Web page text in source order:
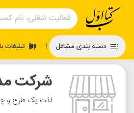
دسته بندی مشاغل | تبلیغات
شرکت
لذت یک طرح و